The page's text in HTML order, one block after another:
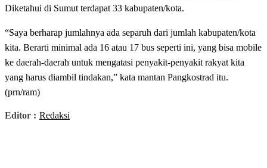
Diketahui di Sumut terdapat 33 kabupaten/kota.
“Saya berharap jumlahnya ada separuh dari jumlah kabupaten/kota
kita. Berarti minimal ada 16 atau 17 bus seperti ini, yang bisa mobile
ke daerah-daerah untuk mengatasi penyakit-penyakit rakyat kita
yang harus diambil tindakan,” kata mantan Pangkostrad itu.
(prn/ram)
Editor : Redaksi